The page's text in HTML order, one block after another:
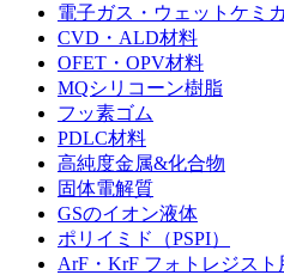
電子ガス・ウェットケミ
CVD・ALD材料
OFET・OPV材料
MQシリコーン樹脂
フッ素ゴム
PDLC材料
高純度金属&化合物
固体電解質
GSのイオン液体
ポリイミド（PSPI）
ArF・KrF フォトレジスト